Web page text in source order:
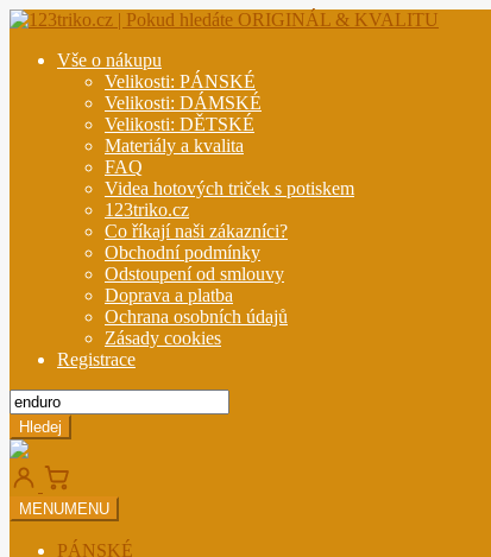
Přeskočit
navigaci
Přejít
obsahuVše o nákupu
Velikosti: PÁNSKÉ
Velikosti: DÁMSKÉ
Velikosti: DĚTSKÉ
Materiály a kvalita
FAQ
Videa hotových triček s potiskem
123triko.cz
Co říkají naši zákazníci?
Obchodní podmínky
Odstoupení od smlouvy
Doprava a platba
Ochrana osobních údajů
Zásady cookies
Registrace
Hledat
produkty
Hledej
MENUMENU
PÁNSKÉ